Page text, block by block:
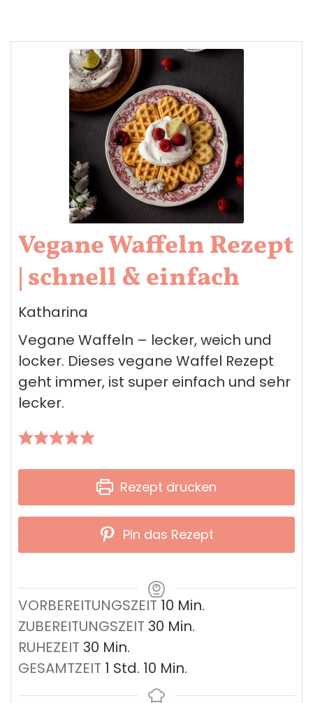
Vegane Waffeln Rezept
| schnell & einfach
Katharina
Vegane Waffeln – lecker, weich und
locker. Dieses vegane Waffel Rezept
geht immer, ist super einfach und sehr
lecker.
Rezept drucken
Pin das Rezept
VORBEREITUNGSZEIT 10 Minuten
Min.
ZUBEREITUNGSZEIT 30 Minuten
Min.
RUHEZEIT 30 Minuten
Min.
GESAMTZEIT 1 Stunde
Std. 10 Minuten
Min.